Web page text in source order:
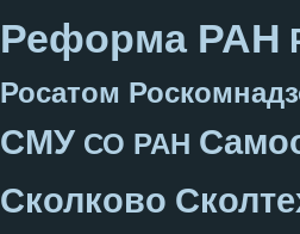
Реформа РАН
Росатом
СМУ СО РАН
Сколково